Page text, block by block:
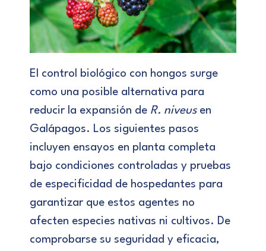
El control biológico con hongos surge
como una posible alternativa para
reducir la expansión de R. niveusen
Galápagos. Los siguientes pasos
incluyen ensayos en planta completa
bajo condiciones controladas y pruebas
de especificidad de hospedantes para
garantizar que estos agentes no
afecten especies nativas ni cultivos. De
comprobarse su seguridad y eficacia,